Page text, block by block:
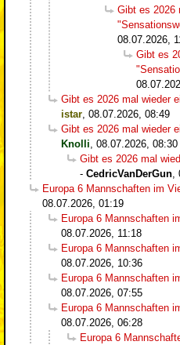
Gibt es 2026
08.07.2026,
Gibt es
Gibt es 2026 mal wieder
istar 08.07.2026, 08:49
Gibt es 2026 mal wieder
Knolli 08.07.2026, 08:30
Gibt es 2026 mal
- CedricVanDerGun
Europa 6 Mannschaften im
08.07.2026, 01:19
Europa 6 Mannschaften
08.07.2026, 11:18
Europa 6 Mannschaften
08.07.2026, 10:36
Europa 6 Mannschaften
08.07.2026, 07:55
Europa 6 Mannschaften
08.07.2026, 06:28
Europa 6